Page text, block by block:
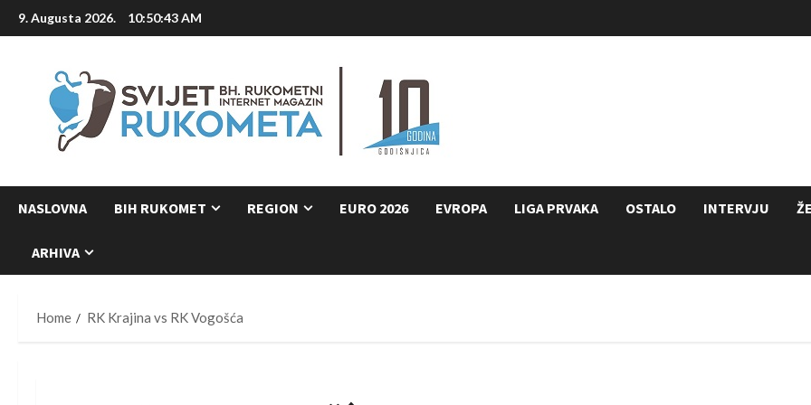
Skip
to
9. Augusta 2026. 10:50:44 AM
NASLOVNA BIH RUKOMET REGION EURO 2026 EVROPA LIGA PRVAKA OSTALO INTERVJU
ARHIVA
Home RK Krajina vs RK Vogošća